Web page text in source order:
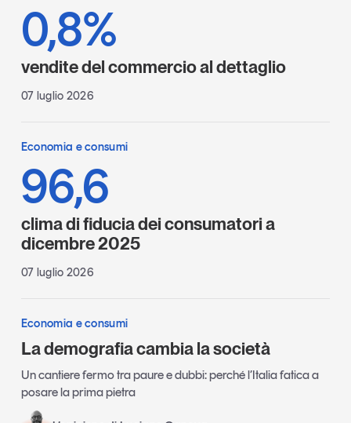
0,8%
vendite del commercio al dettaglio
07 luglio 2026
Economia e consumi
96,6
clima di fiducia dei consumatori a
dicembre 2025
07 luglio 2026
Economia e consumi
La demografia cambia la società
Un cantiere fermo tra paure e dubbi: perché l’Italia fatica a
posare la prima pietra